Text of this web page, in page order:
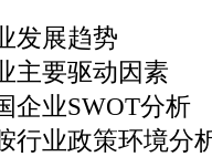
发展趋势
主要驱动因素
企业SWOT分析
行业政策环境分